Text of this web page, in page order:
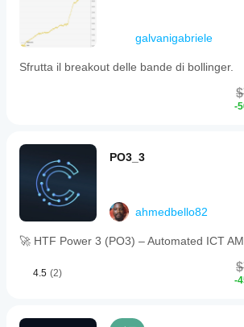
galvanigabriele
Sfrutta il breakout delle bande di bollinger.
-
PO3_3
ahmedbello82
🚀 HTF Power 3 (PO3) – Automated ICT
4.5 (2)
-